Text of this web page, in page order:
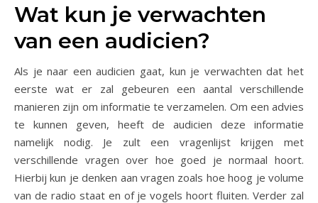
Wat kun je verwachten
van een audicien?
Als je naar een audicien gaat, kun je verwachten dat het
eerste wat er zal gebeuren een aantal verschillende
manieren zijn om informatie te verzamelen. Om een advies
te kunnen geven, heeft de audicien deze informatie
namelijk nodig. Je zult een vragenlijst krijgen met
verschillende vragen over hoe goed je normaal hoort.
Hierbij kun je denken aan vragen zoals hoe hoog je volume
van de radio staat en of je vogels hoort fluiten. Verder zal